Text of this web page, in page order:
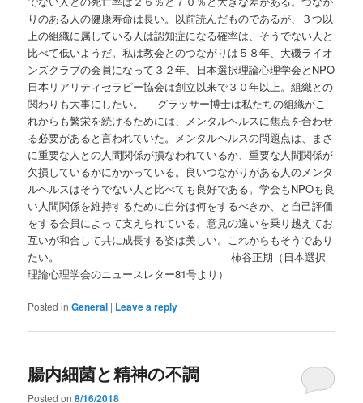
りのある人の健康寿命は長い。以前読んだものであるが、３つ以
上の組織に属している人は認知症になる確率は、そうでない人と
比べて低いようだ。私は教会とのつながりは５８年、大磯ライオ
ンズクラブの会員になって３２年、日本選択理論心理学会とNPO
日本リアリティセラピー協会は創立以来で３０年以上。組織との
関わりも大事にしたい。 グラッサー博士は私たちの組織がこ
れからも繁栄を続けるためには、メンタルヘルスに焦点を合わせ
る必要があると言われていた。メンタルヘルスの問題点は、まさ
に重要な人との人間関係が損なわれているか、重要な人間関係が
欠損しているかにかかっている。良いつながりがある人のメンタ
ルヘルスはそうでない人と比べても良好である。学会もNPOも良
い人間関係を維持するために自分は何をするべきか、と自己評価
をする会員によって支えられている。意見の違いを乗り越えてお
互いが和合して共に成長する姿は美しい。これからもそうであり
たい。 柿谷正期（日本選択
理論心理学会のニュースレター81号より）
Posted in General | Leave a reply
腸内細菌と精神の不調
Posted on8/16/2018